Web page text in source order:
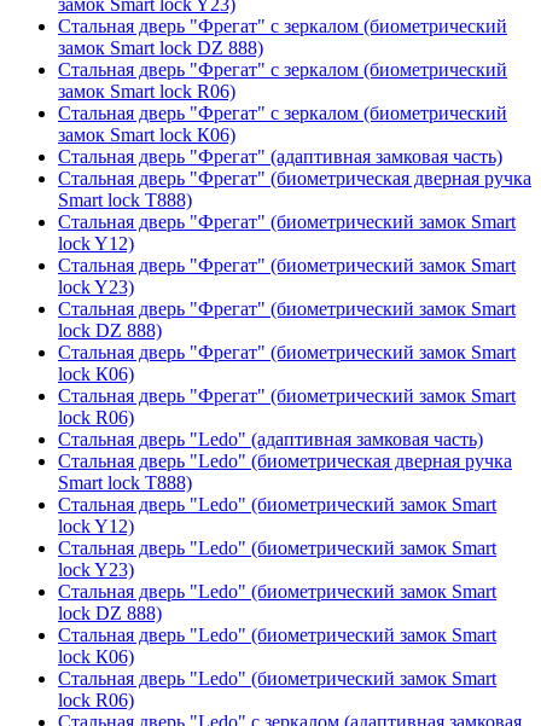
Стальная дверь "Фрегат" с зеркалом (биометрический
замок Smart lock DZ 888)
Стальная дверь "Фрегат" с зеркалом (биометрический
замок Smart lock R06)
Стальная дверь "Фрегат" с зеркалом (биометрический
замок Smart lock К06)
Стальная дверь "Фрегат" (адаптивная замковая часть)
Стальная дверь "Фрегат" (биометрическая дверная ручка
Smart lock T888)
Стальная дверь "Фрегат" (биометрический замок Smart
lock Y12)
Стальная дверь "Фрегат" (биометрический замок Smart
lock Y23)
Стальная дверь "Фрегат" (биометрический замок Smart
lock DZ 888)
Стальная дверь "Фрегат" (биометрический замок Smart
lock К06)
Стальная дверь "Фрегат" (биометрический замок Smart
lock R06)
Стальная дверь "Ledo" (адаптивная замковая часть)
Стальная дверь "Ledo" (биометрическая дверная ручка
Smart lock T888)
Стальная дверь "Ledo" (биометрический замок Smart
lock Y12)
Стальная дверь "Ledo" (биометрический замок Smart
lock Y23)
Стальная дверь "Ledo" (биометрический замок Smart
lock DZ 888)
Стальная дверь "Ledo" (биометрический замок Smart
lock К06)
Стальная дверь "Ledo" (биометрический замок Smart
lock R06)
Стальная дверь "Ledo" с зеркалом (адаптивная замковая